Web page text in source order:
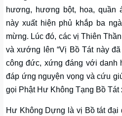
hương, hương bột, hoa, quần
này xuất hiện phủ khắp ba
mừng. Lúc đó, các vị Thiên
và xướng lên “Vị Bồ Tát này
công đức, xứng đáng với danh
đáp ứng nguyện vọng và cứu
gọi Phật Hư Không Tạng Bồ Tát
Hư Không Dựng là vị Bồ tát đại